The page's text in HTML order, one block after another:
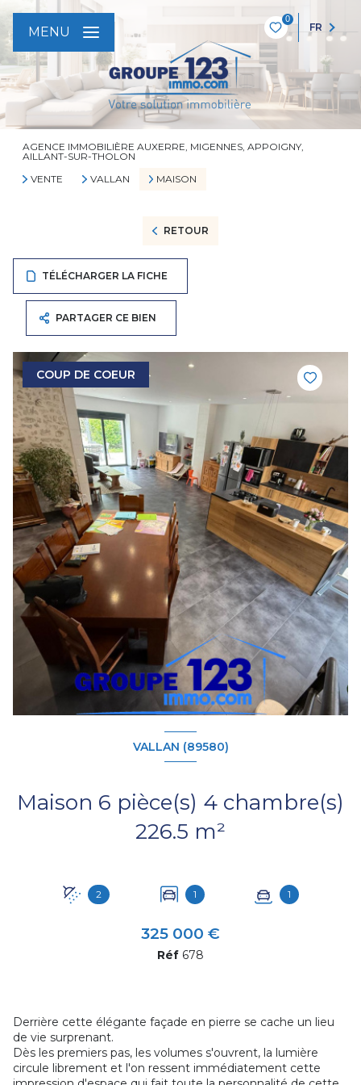
0
FR
MENU
AGENCE IMMOBILIÈRE AUXERRE, MIGENNES, APPOIGNY,
AILLANT-SUR-THOLON
VENTE
VALLAN MAISON
RETOUR
TÉLÉCHARGER LA FICHE
PARTAGER CE BIEN
COUP DE COEUR
VALLAN (89580)
Maison 6 pièce(s) 4 chambre(s)
226.5 m²
2 1 1
325 000 €
Réf 678
Derrière cette élégante façade en pierre se cache un lieu
de vie surprenant.
Dès les premiers pas, les volumes s'ouvrent, la lumière
circule librement et l'on ressent immédiatement cette